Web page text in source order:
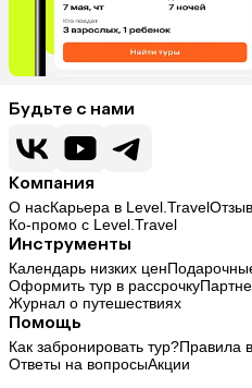
Будьте с нами
Компания
О насКарьера в Level.Travel
Ко-промо с Level.Travel
Инструменты
Календарь низких цен
Оформить тур в рассрочку
Журнал о путешествиях
Помощь
Как забронировать тур?Правила
Ответы на вопросыАкции